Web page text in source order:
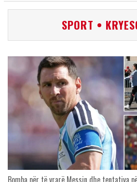
SPORT •
Bomba për të vrarë Messin dhe tentativa